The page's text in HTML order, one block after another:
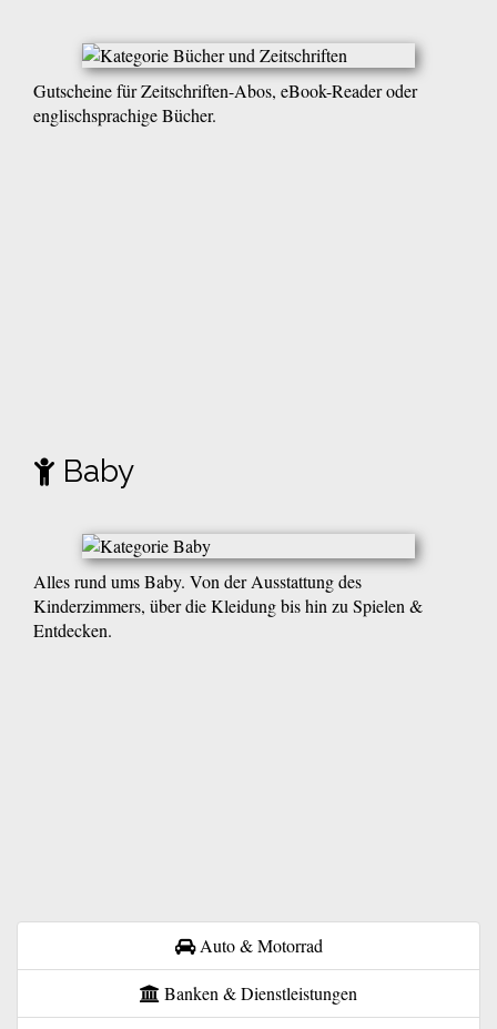
Gutscheine für Zeitschriften-Abos, eBook-Reader oder
englischsprachige Bücher.
Baby
Alles rund ums Baby. Von der Ausstattung des
Kinderzimmers, über die Kleidung bis hin zu Spielen &
Entdecken.
Auto & Motorrad
Banken & Dienstleistungen